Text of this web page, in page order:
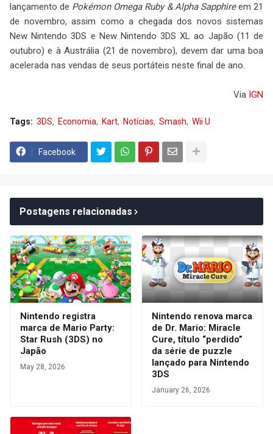
lançamento de Pokémon Omega Ruby & Alpha Sapphireem 21
de novembro, assim como a chegada dos novos sistemas
New Nintendo 3DS e New Nintendo 3DS XL ao Japão (11 de
outubro) e à Austrália (21 de novembro), devem dar uma boa
acelerada nas vendas de seus portáteis neste final de ano.
Via IGN
Tags: 3DS Economia Kart Notícias Smash Wii U
Facebook
Postagens relacionadas
Nintendo registra
marca de Mario Party:
Star Rush (3DS) no
Japão
May 28, 2026
Nintendo renova marca
de Dr. Mario: Miracle
Cure, título “perdido”
da série de puzzle
lançado para Nintendo
3DS
January 26, 2026